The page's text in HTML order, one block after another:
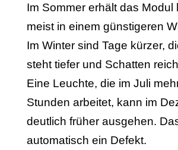
Im Sommer erhält das Modul
meist in einem günstigeren
Im Winter sind Tage kürzer,
steht tiefer und Schatten
Eine Leuchte, die im Juli
Stunden arbeitet, kann im
deutlich früher ausgehen.
automatisch ein Defekt.